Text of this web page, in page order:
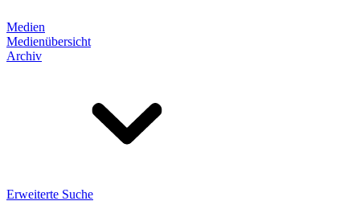
Medien
Medienübersicht
Archiv
Erweiterte Suche